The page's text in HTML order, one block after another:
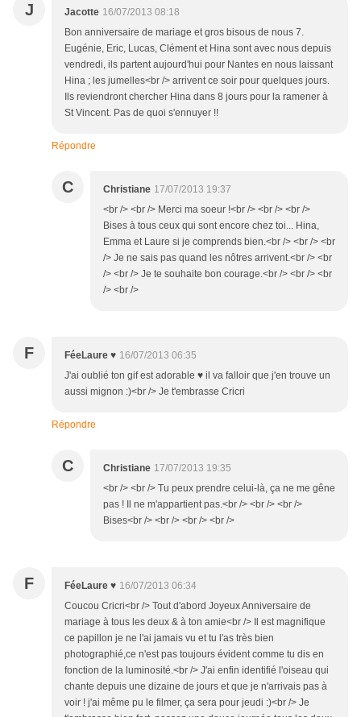
J Jacotte 16/07/2013 08:18
Bon anniversaire de mariage et gros bisous de nous 7.
Eugénie, Eric, Lucas, Clément et Hina sont avec nous depuis
vendredi, ils partent aujourd'hui pour Nantes en nous laissant
Hina ; les jumelles<br /> arrivent ce soir pour quelques jours.
Ils reviendront chercher Hina dans 8 jours pour la ramener à
St Vincent. Pas de quoi s'ennuyer !!
Répondre
C Christiane 17/07/2013 19:37
<br /> <br /> Merci ma soeur !<br /> <br /> <br />
Bises à tous ceux qui sont encore chez toi... Hina,
Emma et Laure si je comprends bien.<br /> <br /> <br
/> Je ne sais pas quand les nôtres arrivent.<br /> <br
/> <br /> Je te souhaite bon courage.<br /> <br /> <br
/> <br />
F FéeLaure ♥ 16/07/2013 06:35
J'ai oublié ton gif est adorable ♥ il va falloir que j'en trouve un
aussi mignon :)<br /> Je t'embrasse Cricri
Répondre
C Christiane 17/07/2013 19:35
<br /> <br /> Tu peux prendre celui-là, ça ne me gêne
pas ! Il ne m'appartient pas.<br /> <br /> <br />
Bises<br /> <br /> <br /> <br />
F FéeLaure ♥ 16/07/2013 06:34
Coucou Cricri<br /> Tout d'abord Joyeux Anniversaire de
mariage à tous les deux & à ton amie<br /> Il est magnifique
ce papillon je ne l'ai jamais vu et tu l'as très bien
photographié,ce n'est pas toujours évident comme tu dis en
fonction de la luminosité.<br /> J'ai enfin identifié l'oiseau qui
chante depuis une dizaine de jours et que je n'arrivais pas à
voir ! j'ai même pu le filmer, ça sera pour jeudi :)<br /> Je